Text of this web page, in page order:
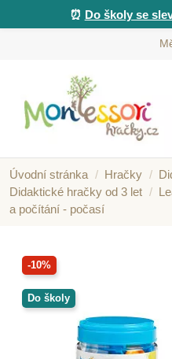
⏰ Do školy se
Úvodní stránka Hračky
Didaktické hračky od 3 let
a počítání - počasí
-10%
Do školy